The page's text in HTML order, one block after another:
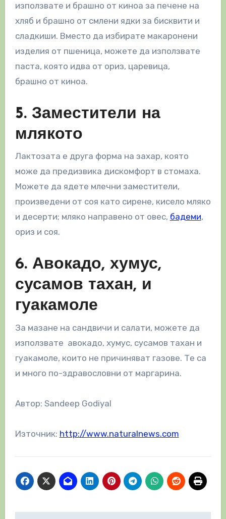
използвате и брашно от киноа за печене на
хляб и брашно от смлени ядки за бисквити и
сладкиши. Вместо да избирате макаронени
изделия от пшеница, можете да използвате
паста, която идва от ориз, царевица,
брашно от киноа.
5. Заместители на
млякото
Лактозата е друга форма на захар, която
може да предизвика дискомфорт в стомаха.
Можете да ядете млечни заместители,
произведени от соя като сирене, кисело мляко
и десерти; мляко направено от овес, бадеми,
ориз и соя.
6. Авокадо, хумус,
сусамов тахан, и
гуакамоле
За мазане на сандвичи и салати, можете да
използвате авокадо, хумус, сусамов тахан и
гуакамоле, които не причиняват газове. Те са
и много по-здравословни от маргарина.
Автор: Sandeep Godiyal
Източник: http://www.naturalnews.com